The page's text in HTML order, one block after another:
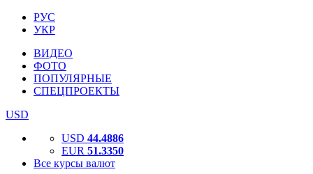
РУС
УКР
ВИДЕО
ФОТО
ПОПУЛЯРНЫЕ
СПЕЦПРОЕКТЫ
USD
USD 44.4886
EUR 51.3350
Все курсы валют